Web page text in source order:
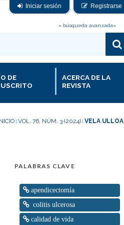
Iniciar sesión Registrarse
» búsqueda avanzada«
DE
ACERCA DE LA
REVISTA
VOL. 76, NÚM. 3 (2024) VELA ULLOA
PALABRAS CLAVE
apendicectomía
colitis ulcerosa
calidad de vida